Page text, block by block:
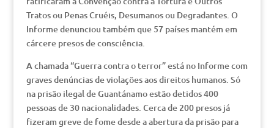
Tratos ou Penas Cruéis, Desumanos ou Degradantes. O
Informe denunciou também que 57 países mantém em
cárcere presos de consciência.
A chamada “Guerra contra o terror” está no Informe com
graves denúncias de violações aos direitos humanos. Só
na prisão ilegal de Guantánamo estão detidos 400
pessoas de 30 nacionalidades. Cerca de 200 presos já
fizeram greve de fome desde a abertura da prisão para